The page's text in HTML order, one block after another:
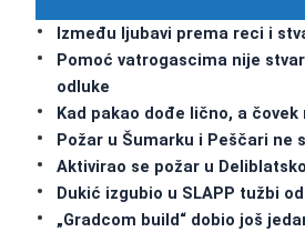
Između ljubavi prema reci i
Pomoć vatrogascima nije
odluke
Kad pakao dođe lično, a čovek
Požar u Šumarku i Peščari ne
Aktivirao se požar u
Dukić izgubio u SLAPP tužbi
„Gradcom build“ dobio još